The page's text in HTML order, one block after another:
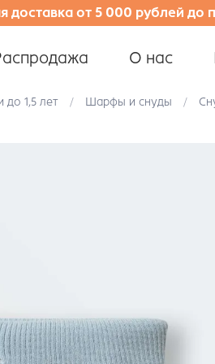
доставка от 5 000 рублей до
О нас
до 1,5 лет Шарфы и снуды